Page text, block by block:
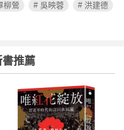
柳鶯 # 吳映蓉
# 洪建德
推薦